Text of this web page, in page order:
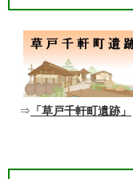
⇒ 「草戸千軒町遺跡」